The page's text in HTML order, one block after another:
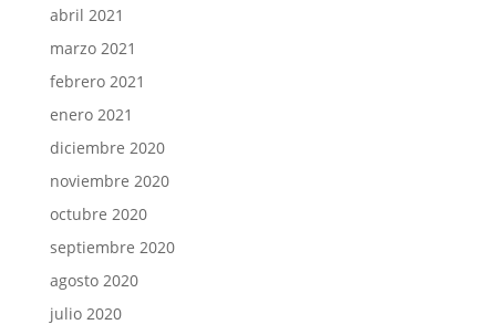
abril 2021
marzo 2021
febrero 2021
enero 2021
diciembre 2020
noviembre 2020
octubre 2020
septiembre 2020
agosto 2020
julio 2020